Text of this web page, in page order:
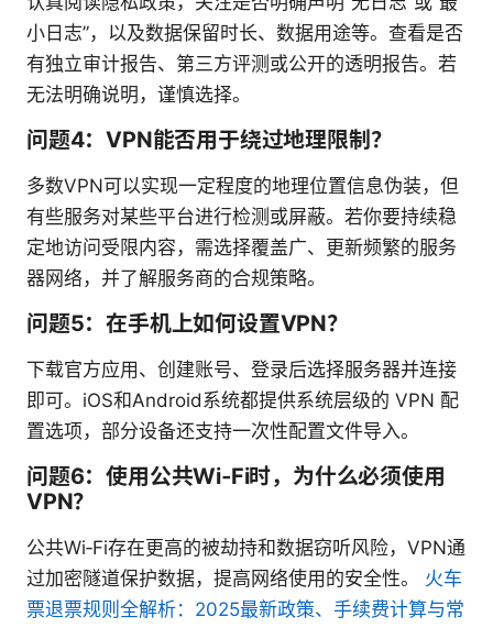
小日志”，以及数据保留时长、数据用途等。查看是否
有独立审计报告、第三方评测或公开的透明报告。若
无法明确说明，谨慎选择。
问题4：VPN能否用于绕过地理限制？
多数VPN可以实现一定程度的地理位置信息伪装，但
有些服务对某些平台进行检测或屏蔽。若你要持续稳
定地访问受限内容，需选择覆盖广、更新频繁的服务
器网络，并了解服务商的合规策略。
问题5：在手机上如何设置VPN？
下载官方应用、创建账号、登录后选择服务器并连接
即可。iOS和Android系统都提供系统层级的 VPN 配
置选项，部分设备还支持一次性配置文件导入。
问题6：使用公共Wi‑Fi时，为什么必须使用
VPN？
公共Wi‑Fi存在更高的被劫持和数据窃听风险，VPN通
过加密隧道保护数据，提高网络使用的安全性。 火车
票退票规则全解析：2025最新政策、手续费计算与常